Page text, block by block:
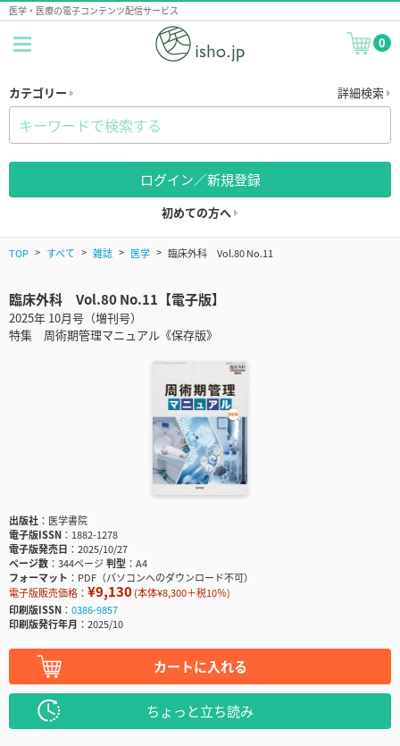
医学・医療の電子コンテンツ配信サービス
0
カテゴリー 詳細検索
ログイン／新規登録
初めての方へ
TOP すべて 雑誌 医学 臨床外科 Vol.80 No.11
臨床外科 Vol.80 No.11【電子版】
2025年 10月号（増刊号）
特集 周術期管理マニュアル《保存版》
出版社
医学書院
電子版ISSN
1882-1278
電子版発売日
2025/10/27
ページ数
344ページ判型
A4
フォーマット
PDF（パソコンへのダウンロード不可）
電子版販売価格： ¥9,130(本体¥8,300＋税10％)
印刷版ISSN
0386-9857
印刷版発行年月
2025/10
カートに入れる
ちょっと立ち読み